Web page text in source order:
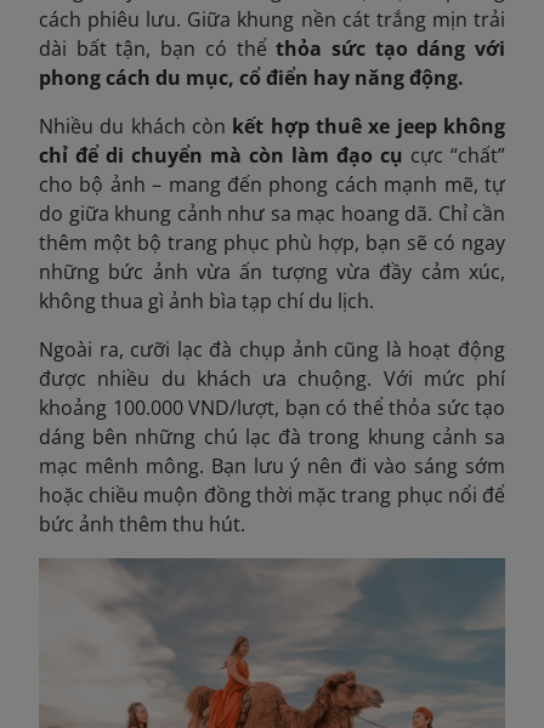
cách phiêu lưu. Giữa khung nền cát trắng mịn trải
dài bất tận, bạn có thểthỏa sức tạo dáng với
phong cách du mục, cổ điển hay năng động.
Nhiều du khách còn kết hợp thuê xe jeep không
chỉ để di chuyển mà còn làm đạo cụ cực “chất”
cho bộ ảnh – mang đến phong cách mạnh mẽ, tự
do giữa khung cảnh như sa mạc hoang dã. Chỉ cần
thêm một bộ trang phục phù hợp, bạn sẽ có ngay
những bức ảnh vừa ấn tượng vừa đầy cảm xúc,
không thua gì ảnh bìa tạp chí du lịch.
Ngoài ra, cưỡi lạc đà chụp ảnh cũng là hoạt động
được nhiều du khách ưa chuộng. Với mức phí
khoảng 100.000 VND/lượt, bạn có thể thỏa sức tạo
dáng bên những chú lạc đà trong khung cảnh sa
mạc mênh mông. Bạn lưu ý nên đi vào sáng sớm
hoặc chiều muộn đồng thời mặc trang phục nổi để
bức ảnh thêm thu hút.